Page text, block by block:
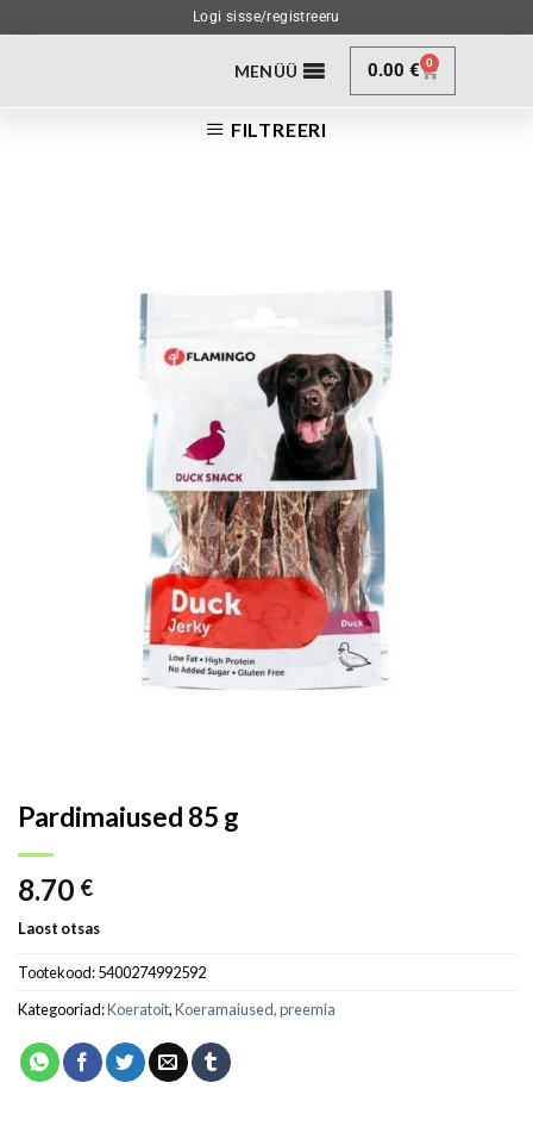
Logi sisse/registreeru
MENÜÜ 0.00€ 0
FILTREERI
Pardimaiused 85 g
8.70 €
Laost otsas
Tootekood:5400274992592
Kategooriad:Koeratoit,Koeramaiused, preemia